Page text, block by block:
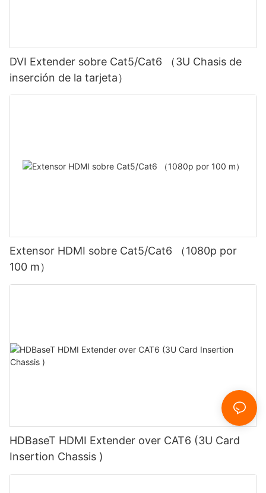
DVI Extender sobre Cat5/Cat6 （3U Chasis de
inserción de la tarjeta）
Extensor HDMI sobre Cat5/Cat6 （1080p por
100 m）
HDBaseT HDMI Extender over CAT6 (3U Card
Insertion Chassis )